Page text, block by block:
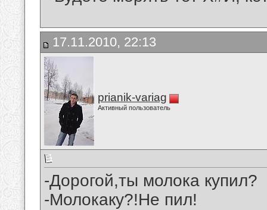
17.11.2010, 22:13
prianik-variag
Активный пользователь
-Дорогой,ты молока купил?
-Молокаку?!Не пил!